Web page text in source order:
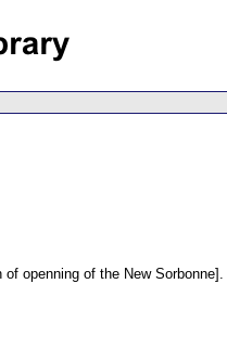
openning of the New Sorbonne].